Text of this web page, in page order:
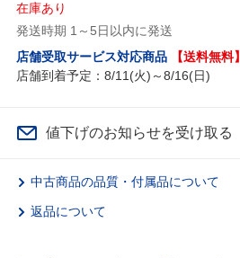
在庫あり
発送時期 1～5日以内に発送
店舗受取サービス対応商品
【送料無料】
店舗到着予定：8/11(火)～8/16(日)
値下げのお知らせを受け取る
中古商品の品質・付属品について
返品について